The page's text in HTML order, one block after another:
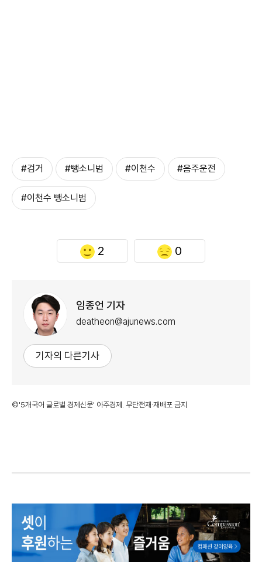
#검거 #뺑소니범 #이천수 #음주운전
#이천수 뺑소니범
2 0
임종언 기자
deatheon@ajunews.com
기자의 다른기사
©'5개국어 글로벌 경제신문' 아주경제. 무단전재·재배포 금지